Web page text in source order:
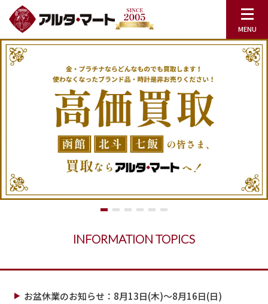
INFORMATION TOPICS
お盆休業のお知らせ：8月13日(木)～8月16日(日)